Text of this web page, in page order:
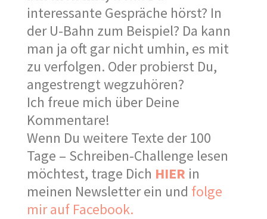
interessante Gespräche hörst? In
der U-Bahn zum Beispiel? Da kann
man ja oft gar nicht umhin, es mit
zu verfolgen. Oder probierst Du,
angestrengt wegzuhören?
Ich freue mich über Deine
Kommentare!
Wenn Du weitere Texte der 100
Tage – Schreiben-Challenge lesen
möchtest, trage Dich HIER in
meinen Newsletter ein und folge
mir auf Facebook.